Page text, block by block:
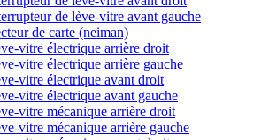
de lève-vitre avant gauche
de carte (neiman)
vitre électrique arrière droit
vitre électrique arrière gauche
vitre électrique avant droit
vitre électrique avant gauche
vitre mécanique arrière droit
vitre mécanique arrière gauche